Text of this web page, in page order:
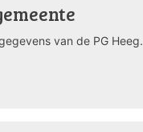
van de PG Heeg.